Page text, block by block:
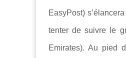
EasyPost)
tenter de suivre le
Emirates). Au pied